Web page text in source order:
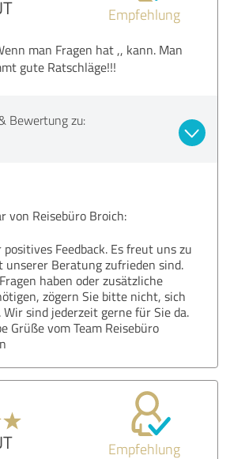
Empfehlung
man Fragen hat ,, kann. Man
gute Ratschläge!!!
Bewertung zu:
von Reisebüro Broich:
Feedback. Es freut uns zu
unserer Beratung zufrieden sind.
haben oder zusätzliche
zögern Sie bitte nicht, sich
sind jederzeit gerne für Sie da.
Grüße vom Team Reisebüro
Empfehlung